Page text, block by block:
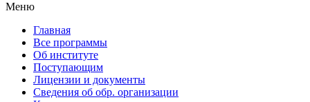
Меню
Главная
Все программы
Об институте
Поступающим
Лицензии и документы
Сведения об обр. организации